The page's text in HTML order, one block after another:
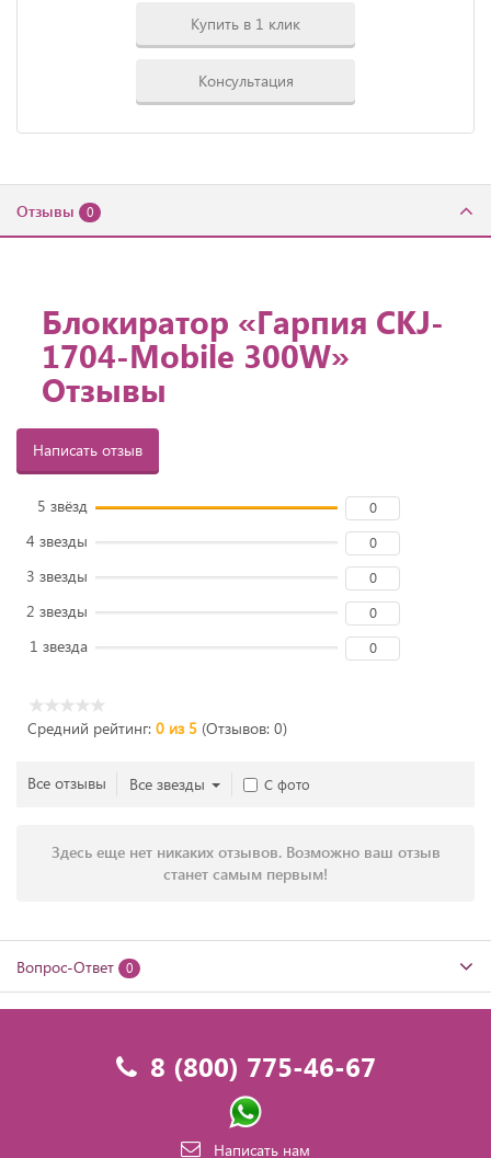
Купить в 1 клик
Консультация
Отзывы 0
Блокиратор «Гарпия CKJ-
1704-Mobile 300W»
Отзывы
Написать отзыв
5 звёзд 0
4 звезды 0
3 звезды 0
2 звезды 0
1 звезда 0
Средний рейтинг: 0 из 5 (Отзывов: 0)
Все отзывы Все звезды С фото
Здесь еще нет никаких отзывов. Возможно ваш отзыв
станет самым первым!
Вопрос-Ответ 0
8 (800) 775-46-67
Написать нам